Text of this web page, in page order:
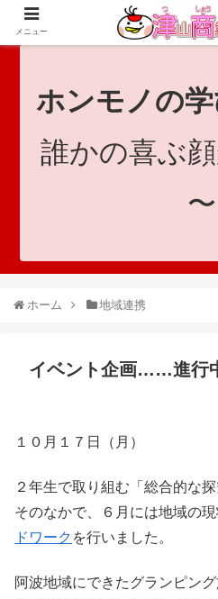
since 1921｜地域と共に未来へつなげ！
ホンモノの
誰かの喜ぶ
〜
ホーム 地域連携
イベント企画……進行
１０月１７日（月）
２年生で取り組む「総合的な探
そのなかで、６月には地域の現
ドワーク を行いました。
阿波地域にできたグランピング
メニュー